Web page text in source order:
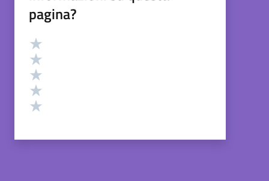
pagina?
Valutazione